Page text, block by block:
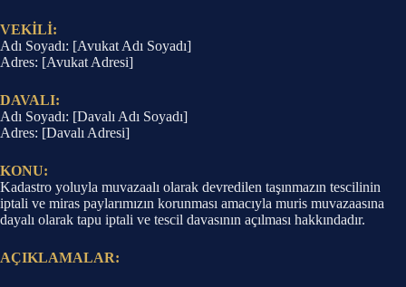
VEKİLİ:
Adı Soyadı: [Avukat Adı Soyadı]
Adres: [Avukat Adresi]
DAVALI:
Adı Soyadı: [Davalı Adı Soyadı]
Adres: [Davalı Adresi]
KONU:
Kadastro yoluyla muvazaalı olarak devredilen taşınmazın tescilinin
iptali ve miras paylarımızın korunması amacıyla muris muvazaasına
dayalı olarak tapu iptali ve tescil davasının açılması hakkındadır.
AÇIKLAMALAR: